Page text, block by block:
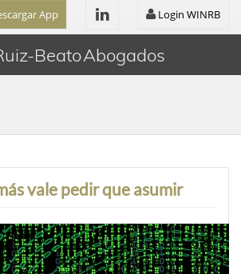
App Login WINRB
Beato Abogados
vale pedir que asumir